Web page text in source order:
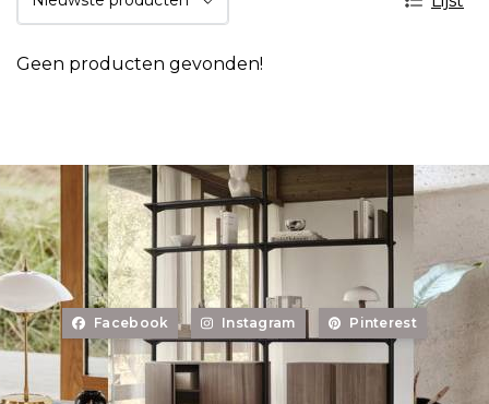
Geen producten gevonden!
Facebook Instagram Pinterest